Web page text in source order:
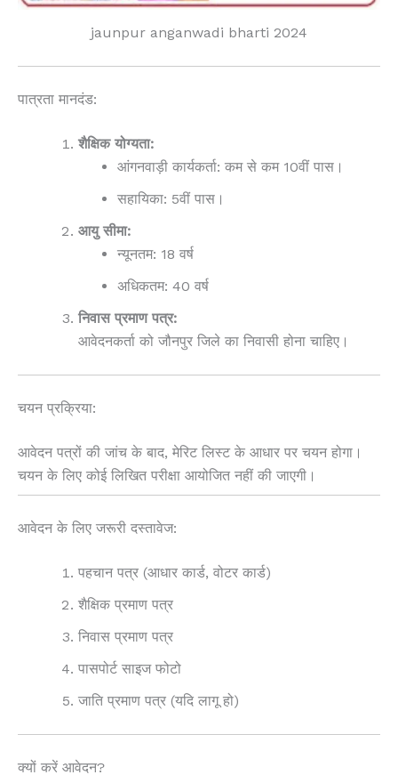
jaunpur anganwadi bharti 2024
पात्रता मानदंड:
शैक्षिक योग्यता:
आंगनवाड़ी कार्यकर्ता: कम से कम 10वीं पास।
सहायिका: 5वीं पास।
आयु सीमा:
न्यूनतम: 18 वर्ष
अधिकतम: 40 वर्ष
निवास प्रमाण पत्र:
आवेदनकर्ता को जौनपुर जिले का निवासी होना चाहिए।
चयन प्रक्रिया:
आवेदन पत्रों की जांच के बाद, मेरिट लिस्ट के आधार पर चयन होगा।
चयन के लिए कोई लिखित परीक्षा आयोजित नहीं की जाएगी।
आवेदन के लिए जरूरी दस्तावेज:
पहचान पत्र (आधार कार्ड, वोटर कार्ड)
शैक्षिक प्रमाण पत्र
निवास प्रमाण पत्र
पासपोर्ट साइज फोटो
जाति प्रमाण पत्र (यदि लागू हो)
क्यों करें आवेदन?